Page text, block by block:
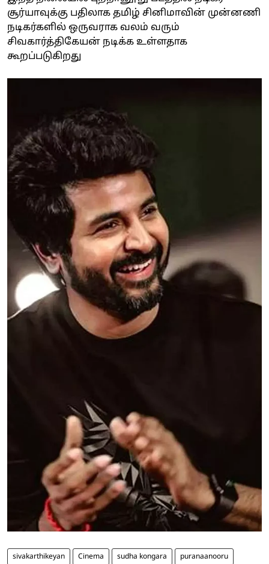
சூர்யாவுக்கு பதிலாக தமிழ் சினிமாவின் முன்னணி
நடிகர்களில் ஒருவராக வலம் வரும்
சிவகார்த்திகேயன் நடிக்க உள்ளதாக
கூறப்படுகிறது
sivakarthikeyan Cinema sudha kongara puranaanooru